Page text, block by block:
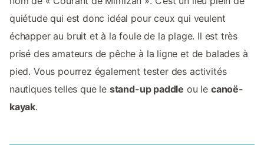
quiétude qui est donc idéal pour ceux qui veulent
échapper au bruit et à la foule de la plage. Il est très
prisé des amateurs de pêche à la ligne et de balades à
pied. Vous pourrez également tester des activités
nautiques telles que le stand-up paddle ou le canoë-
kayak.